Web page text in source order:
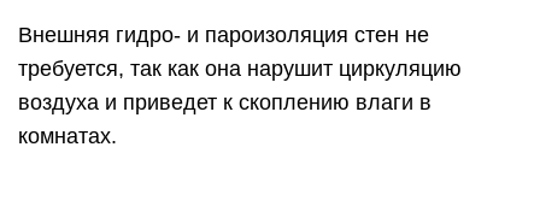
Внешняя гидро- и пароизоляция стен не
требуется, так как она нарушит циркуляцию
воздуха и приведет к скоплению влаги в
комнатах.